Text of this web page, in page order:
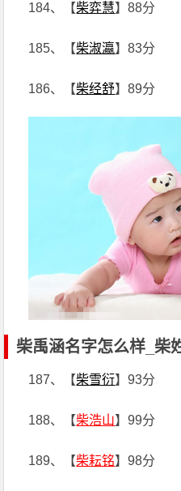
184、【柴弈慧】88分
185、【柴淑瀛】83分
186、【柴经舒】89分
柴禹涵名字怎么样_柴
187、【柴雪衍】93分
188、【柴浩山】99分
189、【柴耘铭】98分